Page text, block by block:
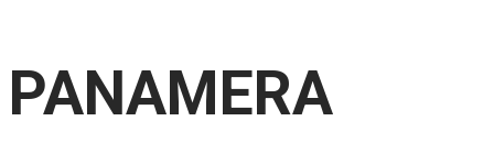
PANAMERA